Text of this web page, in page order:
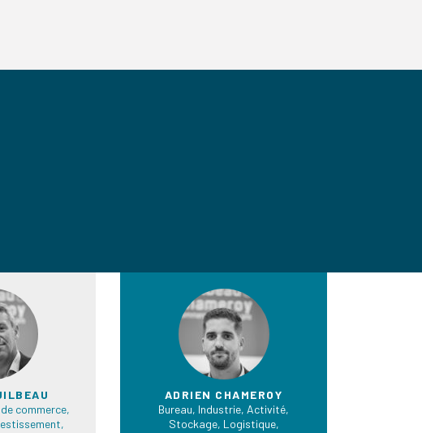
commerce,
ADRIEN CHAMEROY
Bureau, Industrie, Activité,
Stockage, Logistique,